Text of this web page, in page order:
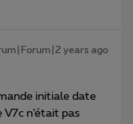
years ago
initiale date
n’était pas